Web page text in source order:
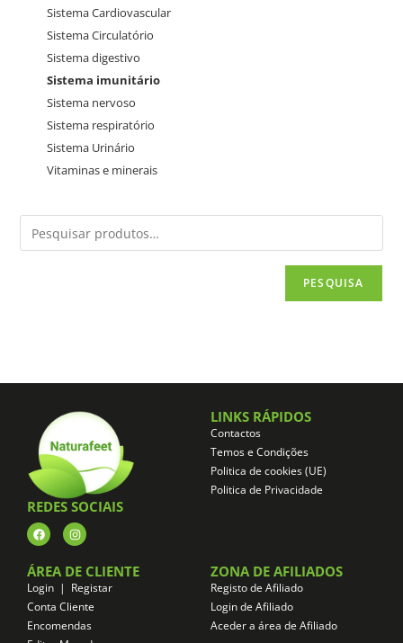
Sistema Cardiovascular
Sistema Circulatório
Sistema digestivo
Sistema imunitário
Sistema nervoso
Sistema respiratório
Sistema Urinário
Vitaminas e minerais
PESQUISA
REDES SOCIAIS
LINKS RÁPIDOS
Contactos
Temos e Condições
Politica de cookies (UE)
Politica de Privacidade
ÁREA DE CLIENTE
Login | Registar
Conta Cliente
Encomendas
ZONA DE AFILIADOS
Registo de Afiliado
Login de Afiliado
Aceder a área de Afiliado